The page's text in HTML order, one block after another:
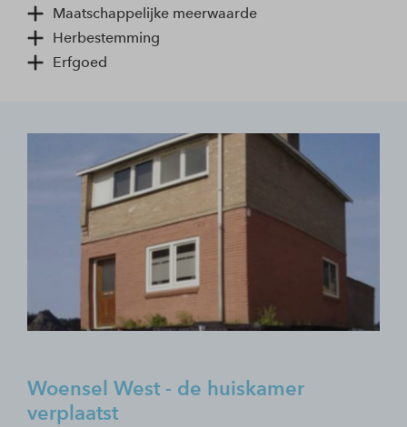
Maatschappelijke meerwaarde
Herbestemming
Erfgoed
Woensel West - de huiskamer
verplaatst